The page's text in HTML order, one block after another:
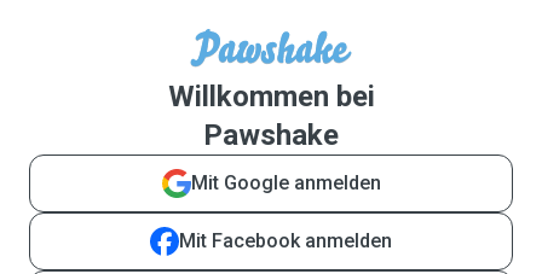
Willkommen bei
Pawshake
Mit Google anmelden
Mit Facebook anmelden